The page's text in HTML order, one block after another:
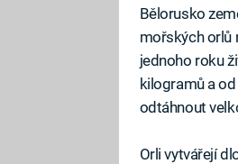
Bělorusko
mořských orlů
jednoho roku
kilogramů a
odtáhnout
Orli vytvářejí